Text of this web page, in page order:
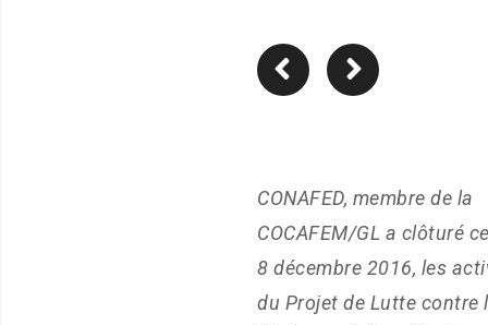
CONAFED, membre de la
COCAFEM/GL a clôturé
8 décembre 2016, les
du Projet de Lutte contre